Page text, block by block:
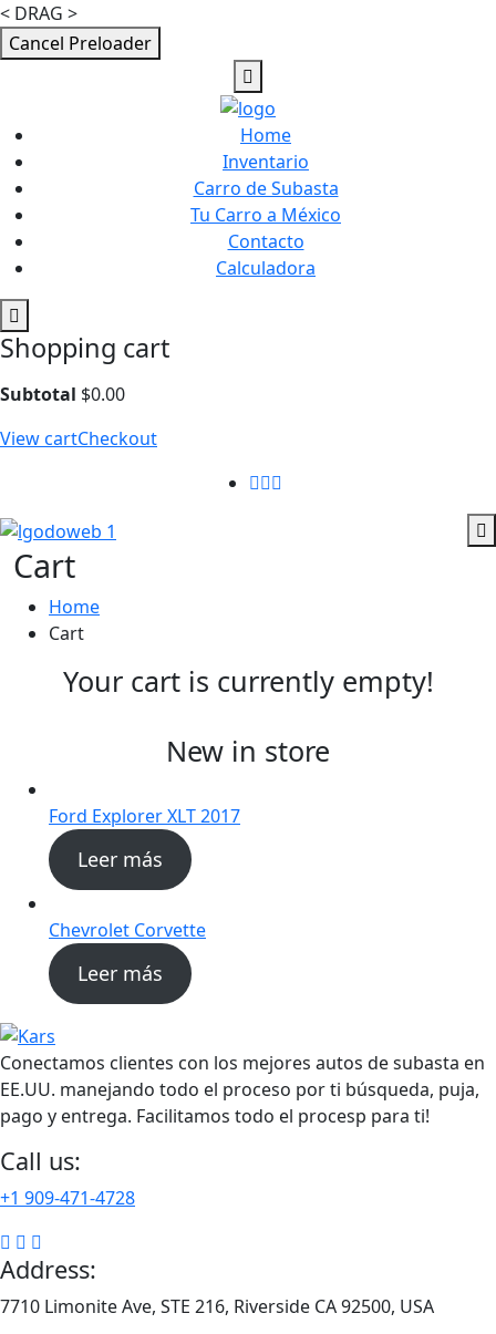
< DRAG >
Cancel Preloader
Home
Inventario
Carro de Subasta
Tu Carro a México
Contacto
Calculadora
Shopping cart
Subtotal $0.00
View cartCheckout
Cart
Home
Cart
Your cart is currently empty!
New in store
Ford Explorer XLT 2017
Leer más
Chevrolet Corvette
Leer más
Conectamos clientes con los mejores autos de subasta en
EE.UU. manejando todo el proceso por ti búsqueda, puja,
pago y entrega. Facilitamos todo el procesp para ti!
Call us:
+1 909-471-4728
Address:
7710 Limonite Ave, STE 216, Riverside CA 92500, USA